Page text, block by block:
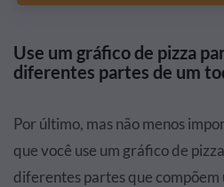
Use um gráfico de pizza
diferentes partes de um
Por último, mas não menos
que você use um gráfico de
diferentes partes que compõem